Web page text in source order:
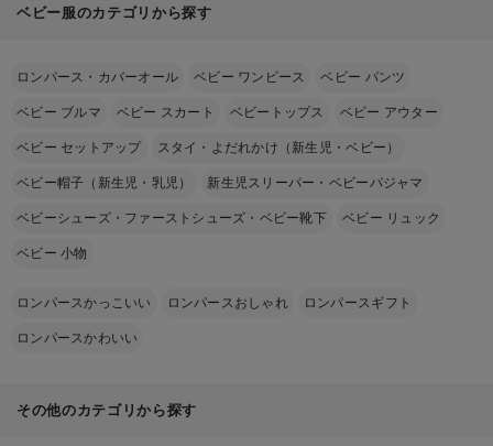
ベビー服のカテゴリから探す
ロンパース・カバーオール ベビー ワンピース ベビー パンツ
ベビー ブルマ ベビー スカート ベビートップス ベビー アウター
ベビー セットアップ スタイ・よだれかけ（新生児・ベビー）
ベビー帽子（新生児・乳児） 新生児スリーパー・ベビーパジャマ
ベビーシューズ・ファーストシューズ・ベビー靴下 ベビー リュック
ベビー 小物
ロンパースかっこいい ロンパースおしゃれ ロンパースギフト
ロンパースかわいい
その他のカテゴリから探す